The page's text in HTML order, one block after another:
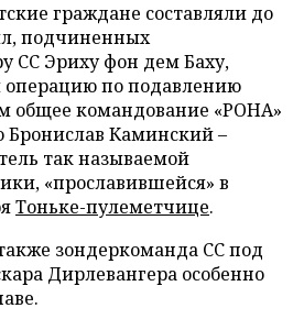
граждане составляли до
подчиненных
СС Эриху фон дем Баху,
операцию по подавлению
общее командование «РОНА»
Бронислав Каминский –
так называемой
«прославившейся» в
Тоньке-пулеметчице.
зондеркоманда СС под
Дирлевангера особенно